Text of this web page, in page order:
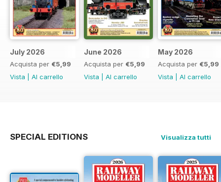
July 2026
Acquista per €5,99
Vista
Al carrello
June 2026
Acquista per €5,99
Vista
Al carrello
May 2026
Acquista per €5,99
Vista
Al carrello
SPECIAL EDITIONS Visualizza tutti